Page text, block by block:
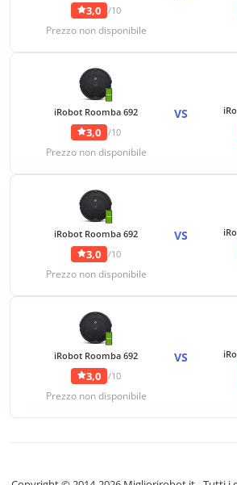
3,0 /10
Prezzo non disponibile
iRobot Roomba 692
3,0 /10
Prezzo non disponibile
VS
iRobot Roomba 692
3,0 /10
Prezzo non disponibile
VS
iRobot Roomba 692
3,0 /10
Prezzo non disponibile
VS